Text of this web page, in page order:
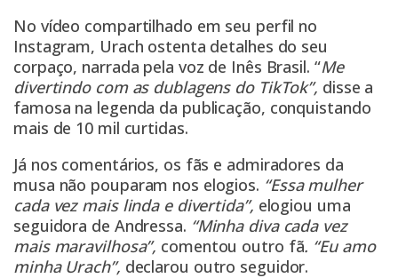
No vídeo compartilhado em seu perfil no
Instagram, Urach ostenta detalhes do seu
corpaço, narrada pela voz de Inês Brasil. “Me
divertindo com as dublagens do TikTok”, disse a
famosa na legenda da publicação, conquistando
mais de 10 mil curtidas.
Já nos comentários, os fãs e admiradores da
musa não pouparam nos elogios. “Essa mulher
cada vez mais linda e divertida”, elogiou uma
seguidora de Andressa. “Minha diva cada vez
mais maravilhosa”, comentou outro fã. “Eu amo
minha Urach”, declarou outro seguidor.